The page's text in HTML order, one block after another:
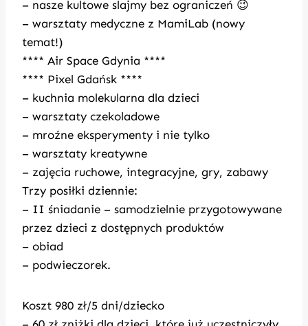
– nasze kultowe slajmy bez ograniczeń 😉
– warsztaty medyczne z MamiLab (nowy
temat!)
**** Air Space Gdynia ****
**** Pixel Gdańsk ****
– kuchnia molekularna dla dzieci
– warsztaty czekoladowe
– mroźne eksperymenty i nie tylko
– warsztaty kreatywne
– zajęcia ruchowe, integracyjne, gry, zabawy
Trzy posiłki dziennie:
– II śniadanie – samodzielnie przygotowywane
przez dzieci z dostępnych produktów
– obiad
– podwieczorek.
Koszt 980 zł/5 dni/dziecko